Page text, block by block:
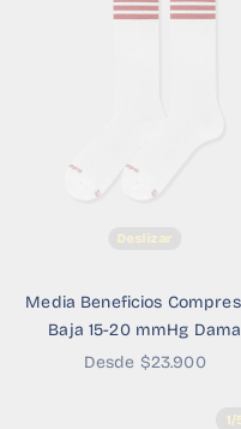
Deslizar
Media Beneficios
Baja 15-20 mmHg Dama
Precio de oferta
Desde $23.900
1/